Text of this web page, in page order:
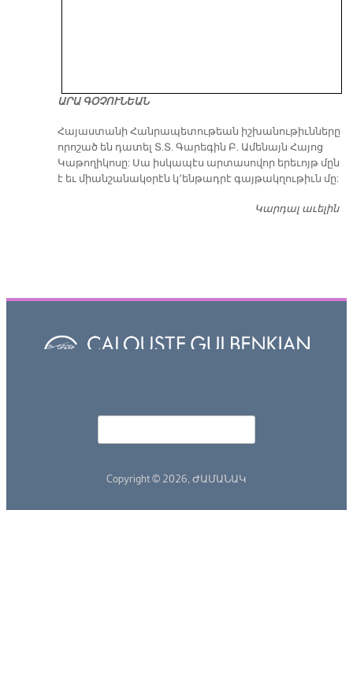
ԱՐԱ ԳՕՉՈՒՆԵԱՆ
​Հայաստանի Հանրապետութեան իշխանութիւնները
որոշած են դատել Տ.Տ. Գարեգին Բ. Ամենայն Հայոց
Կաթողիկոսը: Սա իսկապէս արտասովոր երեւոյթ մըն
է եւ միանշանակօրէն կ՚ենթադրէ գայթակղութիւն մը:
Կարդալ աւելին
Copyright © 2026, ԺԱՄԱՆԱԿ